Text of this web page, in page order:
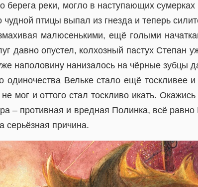
берега реки, могло в наступающих сумерках
птицы выпал из гнезда и теперь
малюсенькими, ещё голыми
давно опустел, колхозный пастух Степан
наполовину нанизалось на чёрные зубцы
одиночества Вельке стало ещё тоскливее
мог и оттого стал тоскливо икать.
– противная и вредная Полинка, всё
серьёзная причина.